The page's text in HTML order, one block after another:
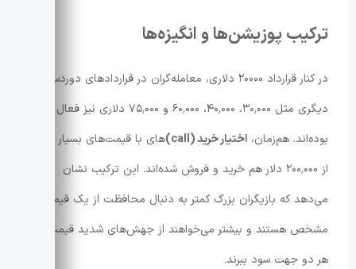
ترکیب پوزیشن‌ها و انگیزه‌ها
در کنار قرارداد ۲۰۰۰۰ دلاری، معامله‌گران در قراردادهای دوردست
دیگری مثل ۳۰٬۰۰۰، ۴۰٬۰۰۰، ۶۰٬۰۰۰ و ۷۵٬۰۰۰ دلاری نیز فعال
بوده‌اند. هم‌زمان، اختیار خرید (call)
های با قیمت‌های بسیار بالاتر
از ۲۰۰٬۰۰۰ دلار هم خرید و فروش شده‌اند. این ترکیب نشان
می‌دهد که بازیگران بزرگ کمتر به دنبال محافظت از یک قیمت
مشخص هستند و بیشتر می‌خواهند از جهش‌های شدید قیمت در
هر دو جهت سود ببرند.